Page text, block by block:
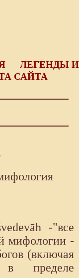
ЛЕГЕНДЫ И
САЙТА
-"все
мифологии -
(включая
пределе